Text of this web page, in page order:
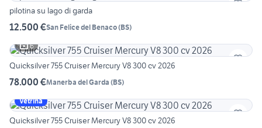
pilotina su lago di garda
12.500 €San Felice del Benaco(BS)
6
Quicksilver 755 Cruiser Mercury V8 300 cv 2026
78.000 €Manerba del Garda (BS)
Vetrina
Quicksilver 755 Cruiser Mercury V8 300 cv 2026